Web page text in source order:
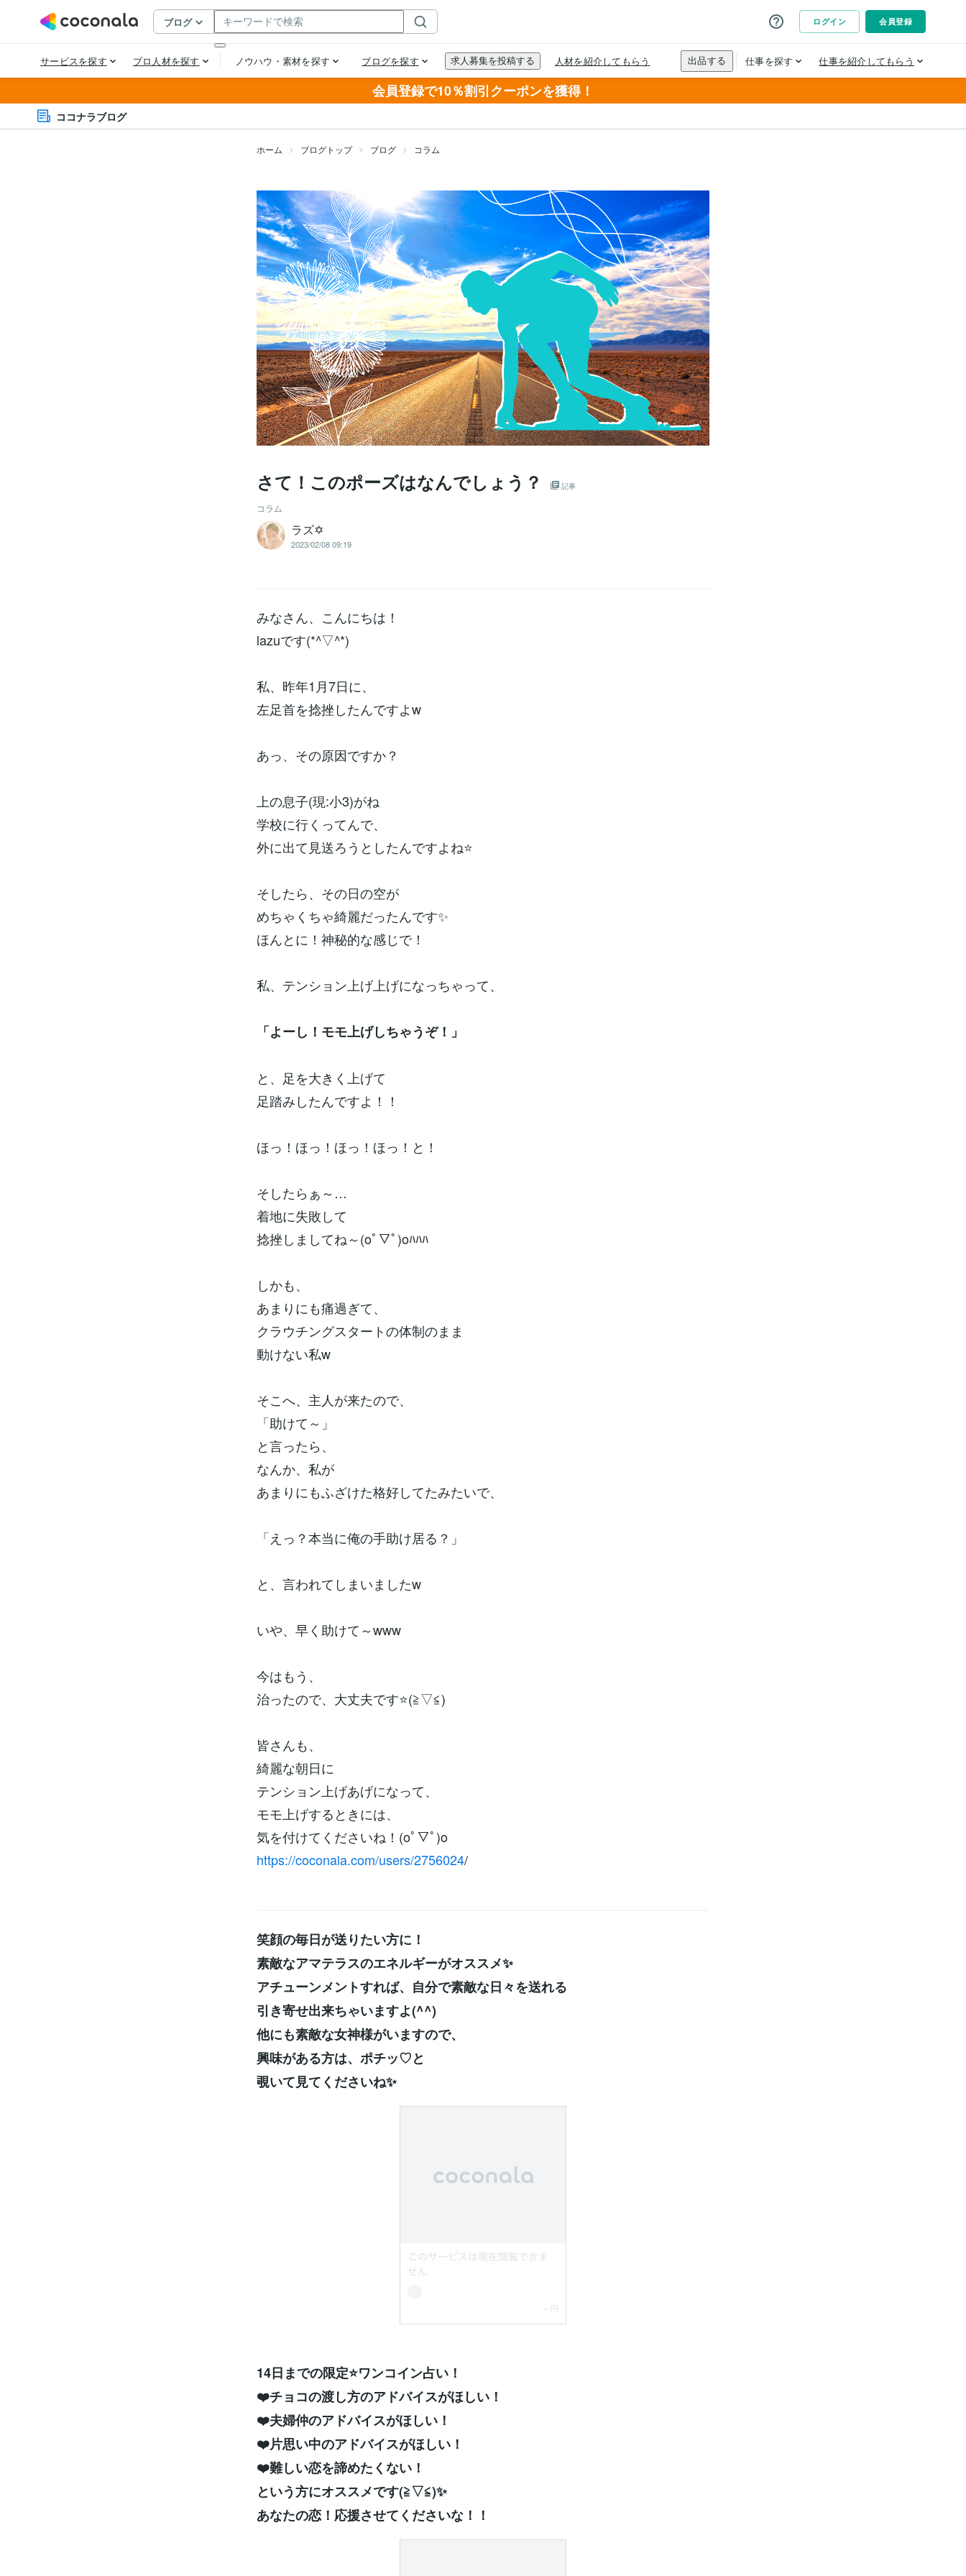
会員登録で10％割引クーポンを獲得！
ココナラブログ
ホーム ブログトップ ブログ コラム
さて！このポーズはなんでしょう？ 記事
コラム
ラズ✡
2023/02/08 09:19
みなさん、こんにちは！
lazuです(*^▽^*)
私、昨年1月7日に、
左足首を捻挫したんですよw
あっ、その原因ですか？
上の息子(現:小3)がね
学校に行くってんで、
外に出て見送ろうとしたんですよね⭐
そしたら、その日の空が
めちゃくちゃ綺麗だったんです✨
ほんとに！神秘的な感じで！
私、テンション上げ上げになっちゃって、
「よーし！モモ上げしちゃうぞ！」
と、足を大きく上げて
足踏みしたんですよ！！
ほっ！ほっ！ほっ！ほっ！と！
そしたらぁ～…
着地に失敗して
捻挫しましてね～(oﾟ▽ﾟ)oﾊﾊﾊ
しかも、
あまりにも痛過ぎて、
クラウチングスタートの体制のまま
動けない私w
そこへ、主人が来たので、
「助けて～」
と言ったら、
なんか、私が
あまりにもふざけた格好してたみたいで、
「えっ？本当に俺の手助け居る？」
と、言われてしまいましたw
いや、早く助けて～www
今はもう、
治ったので、大丈夫です⭐(≧▽≦)
皆さんも、
綺麗な朝日に
テンション上げあげになって、
モモ上げするときには、
気を付けてくださいね！(oﾟ▽ﾟ)o
https://coconala.com/users/2756024/
笑顔の毎日が送りたい方に！
素敵なアマテラスのエネルギーがオススメ✨
アチューンメントすれば、 自分で素敵な日々を送れる
引き寄せ出来ちゃいますよ(^^)
他にも素敵な女神様がいますので、
興味がある方は、ポチッ♡と
覗いて見てくださいね✨
14日までの限定⭐ワンコイン占い！
❤️チョコの渡し方のアドバイスがほしい！
❤️夫婦仲のアドバイスがほしい！
❤️片思い中のアドバイスがほしい！
❤️難しい恋を諦めたくない！
という方にオススメです(≧▽≦)✨
あなたの恋！応援させてくださいな！！